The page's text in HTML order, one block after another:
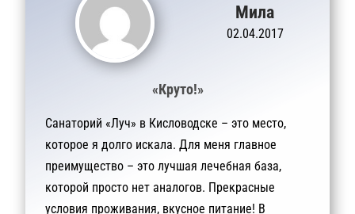
Мила
02.04.2017
«Круто!»
Санаторий «Луч» в Кисловодске – это место,
которое я долго искала. Для меня главное
преимущество – это лучшая лечебная база,
которой просто нет аналогов. Прекрасные
условия проживания, вкусное питание! В